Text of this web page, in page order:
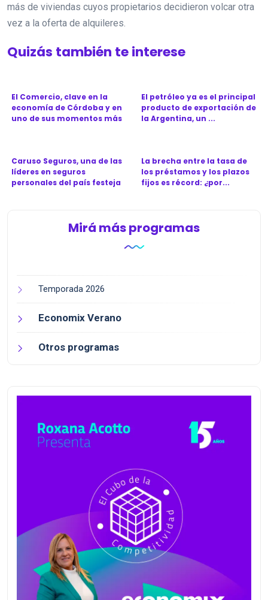
más de viviendas cuyos propietarios decidieron volcar otra
vez a la oferta de alquileres.
Quizás también te interese
El Comercio, clave en la
economía de Córdoba y en
uno de sus momentos más
El petróleo ya es el principal
producto de exportación de
la Argentina, un ...
Caruso Seguros, una de las
líderes en seguros
personales del país festeja
La brecha entre la tasa de
los préstamos y los plazos
fijos es récord: ¿por...
Mirá más programas
Temporada 2026
Economix Verano
Otros programas